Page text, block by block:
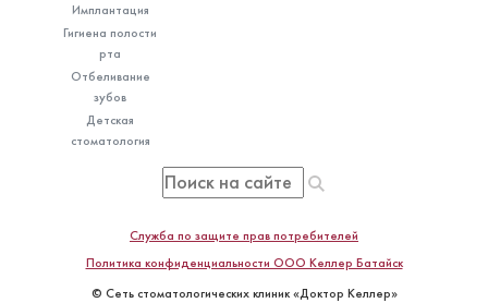
Имплантация
Гигиена полости
рта
Отбеливание
зубов
Детская
стоматология
Служба по защите прав потребителей
Политика конфиденциальности ООО Келлер Батайск
© Сеть стоматологических клиник «Доктор Келлер»